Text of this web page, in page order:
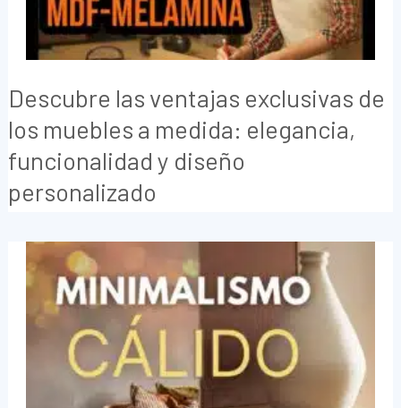
Descubre las ventajas exclusivas de
los muebles a medida: elegancia,
funcionalidad y diseño
personalizado